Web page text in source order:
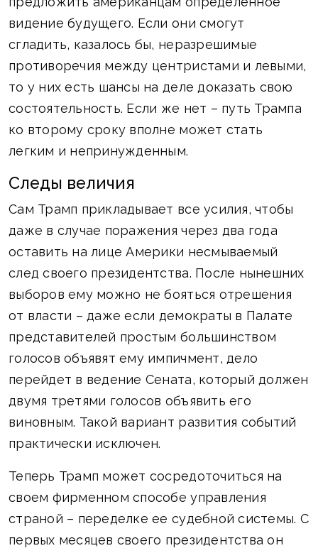
видение будущего. Если они смогут
сгладить, казалось бы, неразрешимые
противоречия между центристами и левыми,
то у них есть шансы на деле доказать свою
состоятельность. Если же нет – путь Трампа
ко второму сроку вполне может стать
легким и непринужденным.
Следы величия
Сам Трамп прикладывает все усилия, чтобы
даже в случае поражения через два года
оставить на лице Америки несмываемый
след своего президентства. После нынешних
выборов ему можно не бояться отрешения
от власти – даже если демократы в Палате
представителей простым большинством
голосов объявят ему импичмент, дело
перейдет в ведение Сената, который должен
двумя третями голосов объявить его
виновным. Такой вариант развития событий
практически исключен.
Теперь Трамп может сосредоточиться на
своем фирменном способе управления
страной – переделке ее судебной системы. С
первых месяцев своего президентства он